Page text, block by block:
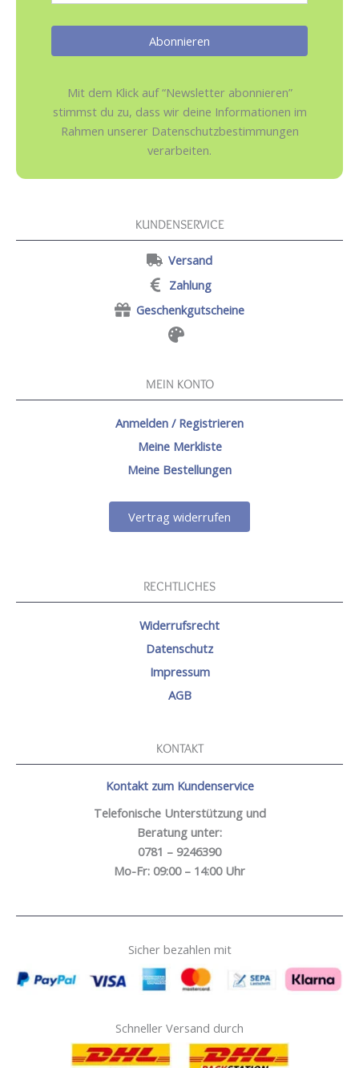
Mit dem Klick auf “Newsletter abonnieren”
stimmst du zu, dass wir deine Informationen im
Rahmen unserer Datenschutzbestimmungen
verarbeiten.
KUNDENSERVICE
Versand
Zahlung
Geschenkgutscheine
MEIN KONTO
Anmelden / Registrieren
Meine Merkliste
Meine Bestellungen
Vertrag widerrufen
RECHTLICHES
Widerrufsrecht
Datenschutz
Impressum
AGB
KONTAKT
Kontakt zum Kundenservice
Telefonische Unterstützung und
Beratung unter:
0781 – 9246390
Mo-Fr: 09:00 – 14:00 Uhr
Sicher bezahlen mit
Schneller Versand durch